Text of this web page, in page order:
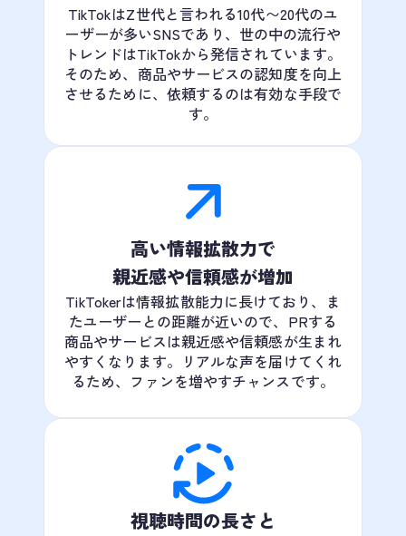
TikTokはZ世代と言われる10代〜20代のユ
ーザーが多いSNSであり、世の中の流行や
トレンドはTikTokから発信されています。
そのため、商品やサービスの認知度を向上
させるために、依頼するのは有効な手段で
す。
高い情報拡散力で
親近感や信頼感が増加
TikTokerは情報拡散能力に長けており、ま
たユーザーとの距離が近いので、PRする
商品やサービスは親近感や信頼感が生まれ
やすくなります。リアルな声を届けてくれ
るため、ファンを増やすチャンスです。
視聴時間の長さと